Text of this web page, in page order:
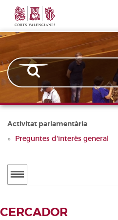
contingut
Corts
Valencianes
Activitat parlamentària
Preguntes d'interès general
Menú
Notícies
CERCADOR DE TRAMITACIONS
CERCADOR